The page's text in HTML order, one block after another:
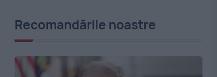
Recomandările noastre